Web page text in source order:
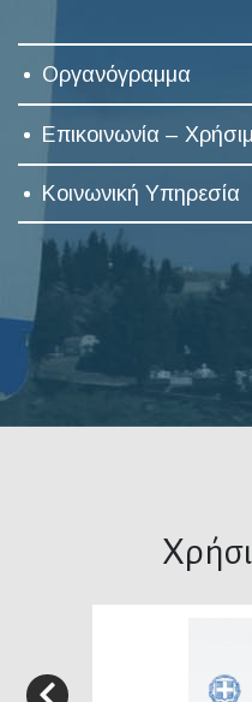
Οργανόγραμμα
Επικοινωνία –
Κοινωνική Υπηρεσία